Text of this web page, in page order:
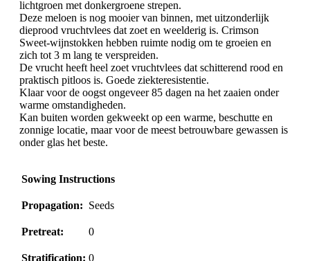
lichtgroen met donkergroene strepen.
Deze meloen is nog mooier van binnen, met uitzonderlijk
dieprood vruchtvlees dat zoet en weelderig is. Crimson
Sweet-wijnstokken hebben ruimte nodig om te groeien en
zich tot 3 m lang te verspreiden.
De vrucht heeft heel zoet vruchtvlees dat schitterend rood en
praktisch pitloos is. Goede ziekteresistentie.
Klaar voor de oogst ongeveer 85 dagen na het zaaien onder
warme omstandigheden.
Kan buiten worden gekweekt op een warme, beschutte en
zonnige locatie, maar voor de meest betrouwbare gewassen is
onder glas het beste.
Sowing Instructions
Propagation: Seeds
Pretreat: 0
Stratification: 0